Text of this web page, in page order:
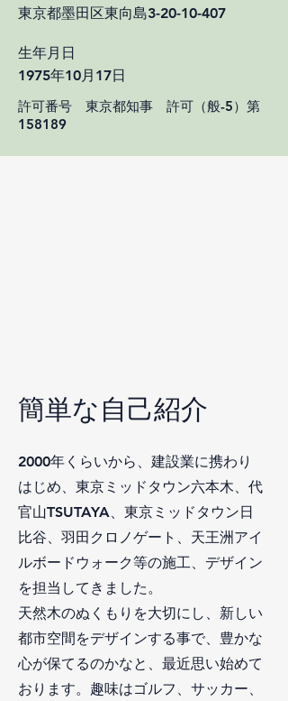
​東京都墨田区東向島3-20-10-407
生年月日
1975年10月17日
​許可番号 東京都知事 許可（般-5）第
158189​
簡単な自己紹介
2000年くらいから、建設業に携わり
はじめ、東京ミッドタウン六本木、代
官山TSUTAYA、東京ミッドタウン日
比谷、羽田クロノゲート、天王洲アイ
ルボードウォーク等の施工、デザイン
を担当してきました。
天然木のぬくもりを大切にし、新しい
都市空間をデザインする事で、豊かな
心が保てるのかなと、最近思い始めて
おります。趣味はゴルフ、サッカー、